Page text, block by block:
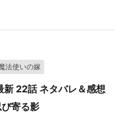
法使いの嫁
新 22話 ネタバレ＆感想
寄る影